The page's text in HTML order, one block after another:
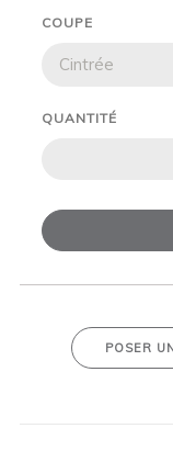
COUPE
QUANTITÉ
POSER